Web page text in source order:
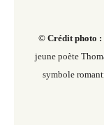
© Crédit photo :
jeune poète
symbole